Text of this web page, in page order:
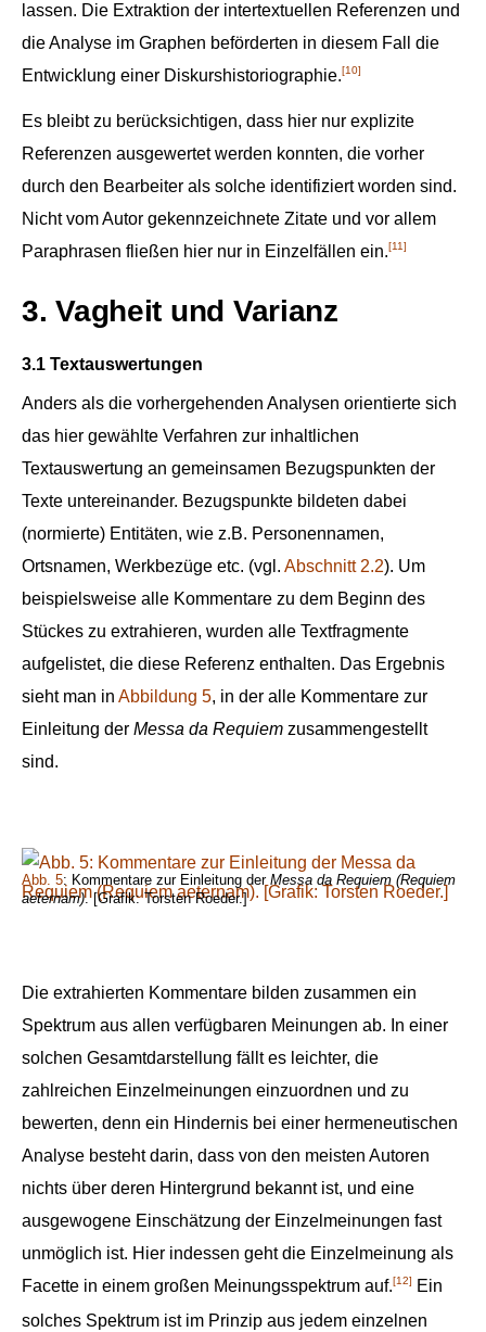
lassen. Die Extraktion der intertextuellen Referenzen und
die Analyse im Graphen beförderten in diesem Fall die
Entwicklung einer Diskurshistoriographie.[10]
Es bleibt zu berücksichtigen, dass hier nur explizite
Referenzen ausgewertet werden konnten, die vorher
durch den Bearbeiter als solche identifiziert worden sind.
Nicht vom Autor gekennzeichnete Zitate und vor allem
Paraphrasen fließen hier nur in Einzelfällen ein.[11]
3. Vagheit und Varianz
3.1 Textauswertungen
Anders als die vorhergehenden Analysen orientierte sich
das hier gewählte Verfahren zur inhaltlichen
Textauswertung an gemeinsamen Bezugspunkten der
Texte untereinander. Bezugspunkte bildeten dabei
(normierte) Entitäten, wie z.B. Personennamen,
Ortsnamen, Werkbezüge etc. (vgl. Abschnitt 2.2). Um
beispielsweise alle Kommentare zu dem Beginn des
Stückes zu extrahieren, wurden alle Textfragmente
aufgelistet, die diese Referenz enthalten. Das Ergebnis
sieht man in Abbildung 5, in der alle Kommentare zur
Einleitung der Messa da Requiem zusammengestellt
sind.
Abb. 5: Kommentare zur Einleitung der Messa da Requiem (Requiem
aeternam). [Grafik: Torsten Roeder.]
Die extrahierten Kommentare bilden zusammen ein
Spektrum aus allen verfügbaren Meinungen ab. In einer
solchen Gesamtdarstellung fällt es leichter, die
zahlreichen Einzelmeinungen einzuordnen und zu
bewerten, denn ein Hindernis bei einer hermeneutischen
Analyse besteht darin, dass von den meisten Autoren
nichts über deren Hintergrund bekannt ist, und eine
ausgewogene Einschätzung der Einzelmeinungen fast
unmöglich ist. Hier indessen geht die Einzelmeinung als
Facette in einem großen Meinungsspektrum auf.[12]
Ein
solches Spektrum ist im Prinzip aus jedem einzelnen